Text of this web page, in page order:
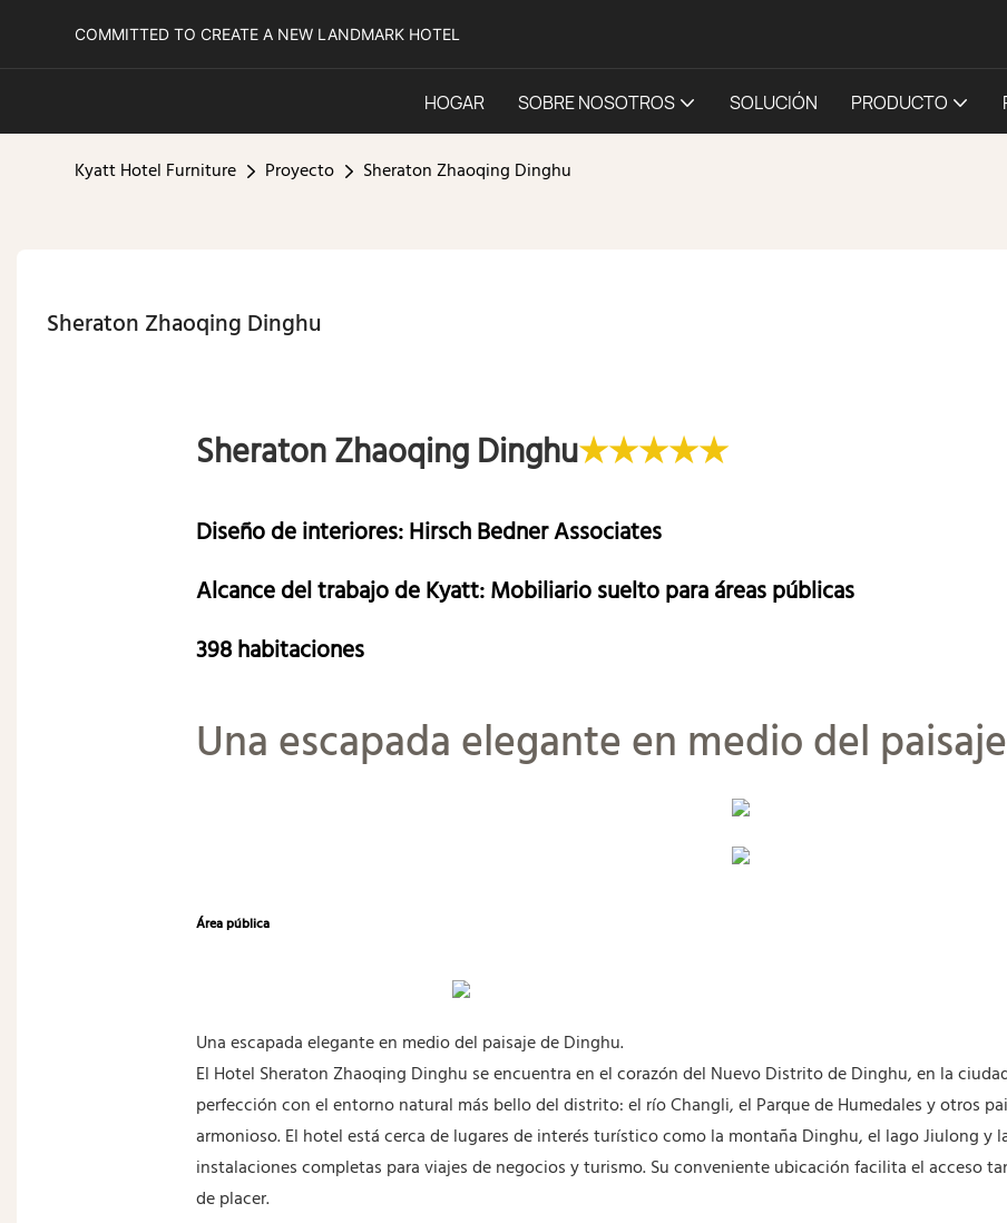
COMMITTED TO CREATE A NEW LANDMARK HOTEL
HOGAR SOBRE NOSOTROS SOLUCIÓN PRODUCTO
Kyatt Hotel Furniture Proyecto Sheraton Zhaoqing Dinghu
Sheraton Zhaoqing Dinghu
Sheraton Zhaoqing Dinghu★★★★★
Diseño de interiores: Hirsch Bedner Associates
Alcance del trabajo de Kyatt: Mobiliario suelto para áreas públicas
398 habitaciones
Una escapada elegante en medio del
Área pública
Una escapada elegante en medio del paisaje de Dinghu.
El Hotel Sheraton Zhaoqing Dinghu se encuentra en el corazón del Nuevo Distrito de Dinghu, en la
perfección con el entorno natural más bello del distrito: el río Changli, el Parque de Humedales y otros
armonioso. El hotel está cerca de lugares de interés turístico como la montaña Dinghu, el lago Jiulong y
instalaciones completas para viajes de negocios y turismo. Su conveniente ubicación facilita el acceso
de placer.